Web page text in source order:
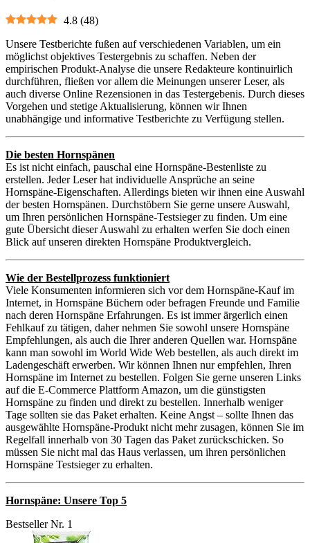
4.8 (48)
Unsere Testberichte fußen auf verschiedenen Variablen, um ein
möglichst objektives Testergebnis zu schaffen. Neben der
empirischen Produkt-Analyse die unsere Redakteure kontinuirlich
durchführen, fließen vor allem die Meinungen unserer Leser, als
auch diverse Online Rezensionen in das Testergebenis. Durch dieses
Vorgehen und stetige Aktualisierung, können wir Ihnen
unabhängige und informative Testberichte zu Verfügung stellen.
Die besten Hornspänen
Es ist nicht einfach, pauschal eine Hornspäne-Bestenliste zu
erstellen. Jeder Leser hat individuelle Ansprüche an seine
Hornspäne-Eigenschaften. Allerdings bieten wir ihnen eine Auswahl
der besten Hornspänen. Durchstöbern Sie gerne unsere Auswahl,
um Ihren persönlichen Hornspäne-Testsieger zu finden. Um eine
gute Übersicht dieser Auswahl zu erhalten werfen Sie doch einen
Blick auf unseren direkten Hornspäne Produktvergleich.
Wie der Bestellprozess funktioniert
Viele Konsumenten informieren sich vor dem Hornspäne-Kauf im
Internet, in Hornspäne Büchern oder befragen Freunde und Familie
nach deren Hornspäne Erfahrungen. Es ist immer ärgerlich einen
Fehlkauf zu tätigen, daher nehmen Sie sowohl unsere Hornspäne
Empfehlungen, als auch die Ihrer anderen Quellen war. Hornspäne
kann man sowohl im World Wide Web bestellen, als auch direkt im
Ladengeschäft erwerben. Wir können Ihnen nur empfehlen, Ihren
Hornspäne im Internet zu bestellen. Folgen Sie gerne unseren Links
auf die E-Commerce Plattform Amazon, um die günstigsten
Hornspäne zu finden und direkt zu bestellen. Innerhalb weniger
Tage sollten sie das Paket erhalten. Keine Angst – sollte Ihnen das
ausgewählte Hornspäne-Produkt nicht mehr zusagen, können Sie im
Regelfall innerhalb von 30 Tagen das Paket zurückschicken. So
müssen Sie nicht mal das Haus verlassen, um ihren persönlichen
Hornspäne Testsieger zu erhalten.
Hornspäne: Unsere Top 5
Bestseller Nr. 1